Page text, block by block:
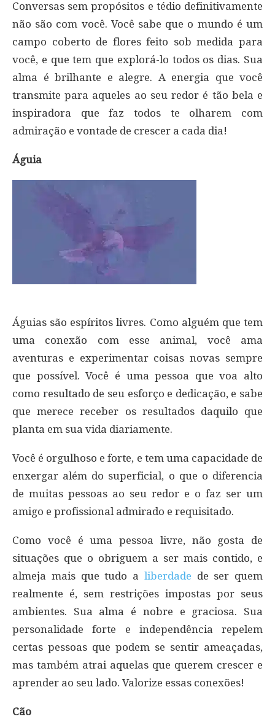
Conversas sem propósitos e tédio definitivamente
não são com você. Você sabe que o mundo é um
campo coberto de flores feito sob medida para
você, e que tem que explorá-lo todos os dias. Sua
alma é brilhante e alegre. A energia que você
transmite para aqueles ao seu redor é tão bela e
inspiradora que faz todos te olharem com
admiração e vontade de crescer a cada dia!
Águia
Águias são espíritos livres. Como alguém que tem
uma conexão com esse animal, você ama
aventuras e experimentar coisas novas sempre
que possível. Você é uma pessoa que voa alto
como resultado de seu esforço e dedicação, e sabe
que merece receber os resultados daquilo que
planta em sua vida diariamente.
Você é orgulhoso e forte, e tem uma capacidade de
enxergar além do superficial, o que o diferencia
de muitas pessoas ao seu redor e o faz ser um
amigo e profissional admirado e requisitado.
Como você é uma pessoa livre, não gosta de
situações que o obriguem a ser mais contido, e
almeja mais que tudo a liberdade de ser quem
realmente é, sem restrições impostas por seus
ambientes. Sua alma é nobre e graciosa. Sua
personalidade forte e independência repelem
certas pessoas que podem se sentir ameaçadas,
mas também atrai aquelas que querem crescer e
aprender ao seu lado. Valorize essas conexões!
Cão